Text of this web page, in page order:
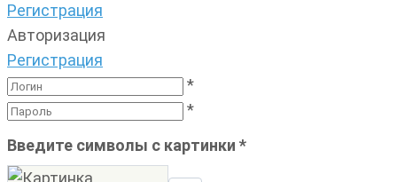
Регистрация
Авторизация
Регистрация
*
*
Введите символы с картинки *